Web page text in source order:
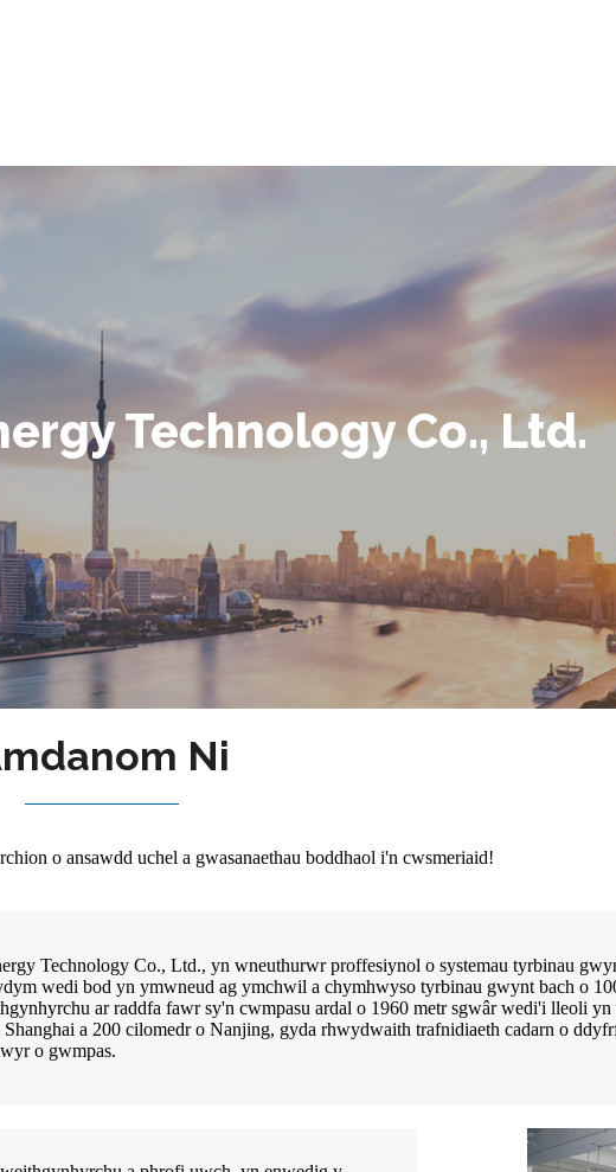
Technology Co., Ltd.
Ni
o ansawdd uchel a gwasanaethau boddhaol i'n cwsmeriaid!
Technology Co., Ltd., yn wneuthurwr proffesiynol o systemau tyrbinau
wedi bod yn ymwneud ag ymchwil a chymhwyso tyrbinau gwynt bach o
ar raddfa fawr sy'n cwmpasu ardal o 1960 metr sgwâr wedi'i lleoli yn
a 200 cilomedr o Nanjing, gyda rhwydwaith trafnidiaeth cadarn o
o gwmpas.